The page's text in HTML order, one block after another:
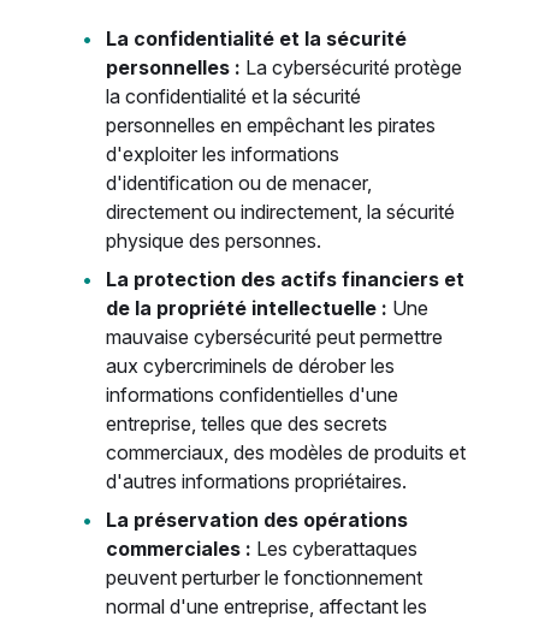
La confidentialité et la sécurité
personnelles : La cybersécurité protège
la confidentialité et la sécurité
personnelles en empêchant les pirates
d'exploiter les informations
d'identification ou de menacer,
directement ou indirectement, la sécurité
physique des personnes.
La protection des actifs financiers et
de la propriété intellectuelle : Une
mauvaise cybersécurité peut permettre
aux cybercriminels de dérober les
informations confidentielles d'une
entreprise, telles que des secrets
commerciaux, des modèles de produits et
d'autres informations propriétaires.
La préservation des opérations
commerciales : Les cyberattaques
peuvent perturber le fonctionnement
normal d'une entreprise, affectant les